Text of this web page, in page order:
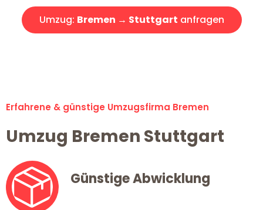
Umzug: Bremen → Stuttgart anfragen
Erfahrene & günstige Umzugsfirma Bremen
Umzug Bremen Stuttgart
Günstige Abwicklung